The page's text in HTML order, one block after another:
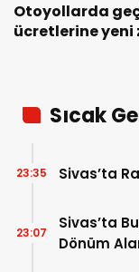
Otoyollarda
ücretlerine yeni
Sıcak
Sivas’ta
23:35
Sivas’ta
Dönüm
23:07